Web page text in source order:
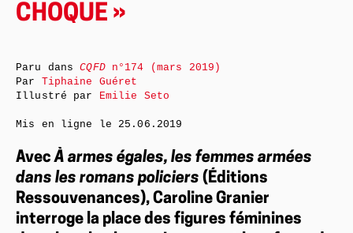
CHOQUE »
AvecÀ armes égales, les femmes armées
dans les romans policiers (Éditions
Ressouvenances), Caroline Granier
interroge la place des figures féminines
Paru dansCQFDn°174 (mars 2019)
Par Tiphaine Guéret
Illustré par Emilie Seto
Mis en ligne le 25.06.2019